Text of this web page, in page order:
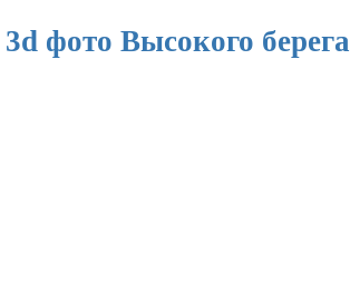
3d фото Высокого берега